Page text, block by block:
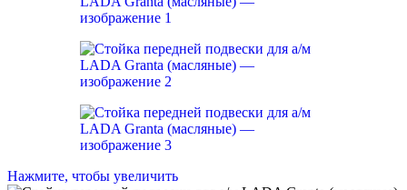
Нажмите, чтобы увеличить